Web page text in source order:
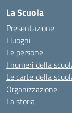
La Scuola
Presentazione
I luoghi
Le persone
I numeri della
Le carte della
Organizzazione
La storia